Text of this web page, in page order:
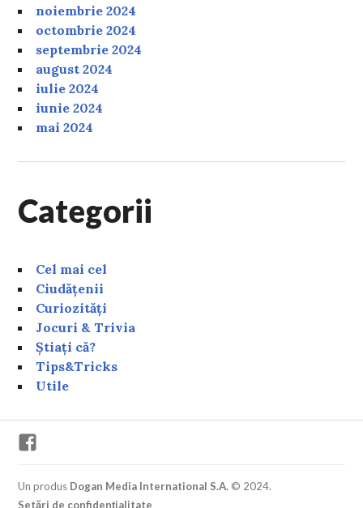
noiembrie 2024
octombrie 2024
septembrie 2024
august 2024
iulie 2024
iunie 2024
mai 2024
Categorii
Cel mai cel
Ciudățenii
Curiozități
Jocuri & Trivia
Știați că?
Tips&Tricks
Utile
Un produs Dogan Media International S.A. © 2024.
Setări de confidențialitate